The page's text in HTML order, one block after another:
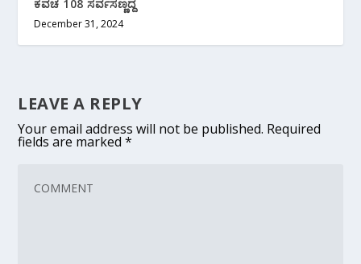
ಕವಚ 108 ಸರ್ವಸಣ್ಣದ್ದ
December 31, 2024
LEAVE A REPLY
Your email address will not be published. Required
fields are marked*